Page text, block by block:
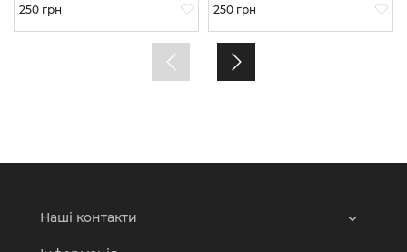
Ціна
250 грн Ціна
250 грн
Наші контакти